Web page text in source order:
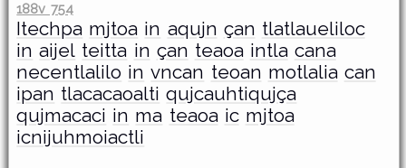
188v 754
Itechpa mjtoa in aqujn çan tlatlaueliloc
in aijel teitta in çan teaoa intla cana
necentlalilo in vncan teoan motlalia can
ipan tlacacaoalti qujcauhtiqujça
qujmacaci in ma teaoa ic mjtoa
icnijuhmoiactli